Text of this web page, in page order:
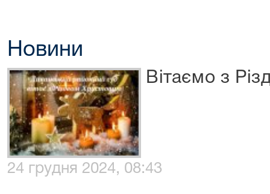
Новини
Вітаємо з
24 грудня 2024, 08:43